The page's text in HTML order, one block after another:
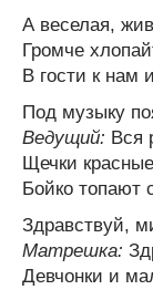
А веселая,
Громче
В гости к нам
Под музыку
Ведущий: Вся
Щечки
Бойко топают
Здравствуй,
Матрешка:
Девчонки и